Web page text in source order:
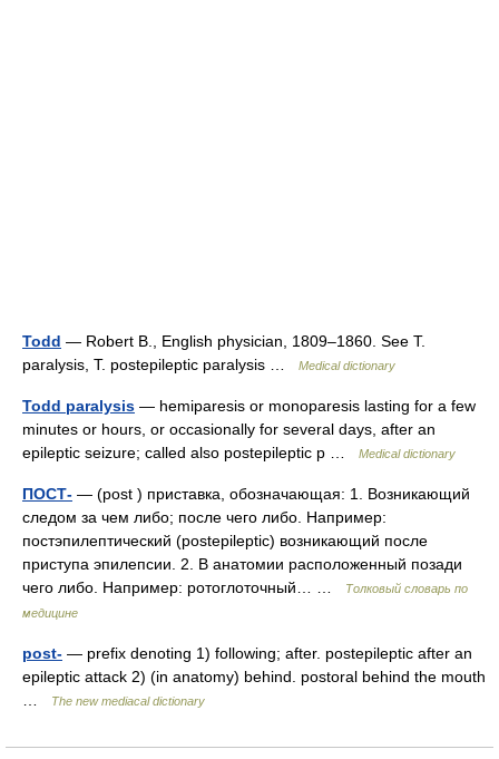
Todd — Robert B., English physician, 1809–1860. See T.
paralysis, T. postepileptic paralysis …
Medical dictionary
Todd paralysis — hemiparesis or monoparesis lasting for a few
minutes or hours, or occasionally for several days, after an
epileptic seizure; called also postepileptic p …
Medical dictionary
ПОСТ- — (post ) приставка, обозначающая: 1. Возникающий
следом за чем либо; после чего либо. Например:
постэпилептический (postepileptic) возникающий после
приступа эпилепсии. 2. В анатомии расположенный позади
чего либо. Например: ротоглоточный… …
Толковый словарь по
медицине
post- — prefix denoting 1) following; after. postepileptic after an
epileptic attack 2) (in anatomy) behind. postoral behind the mouth
The new mediacal dictionary